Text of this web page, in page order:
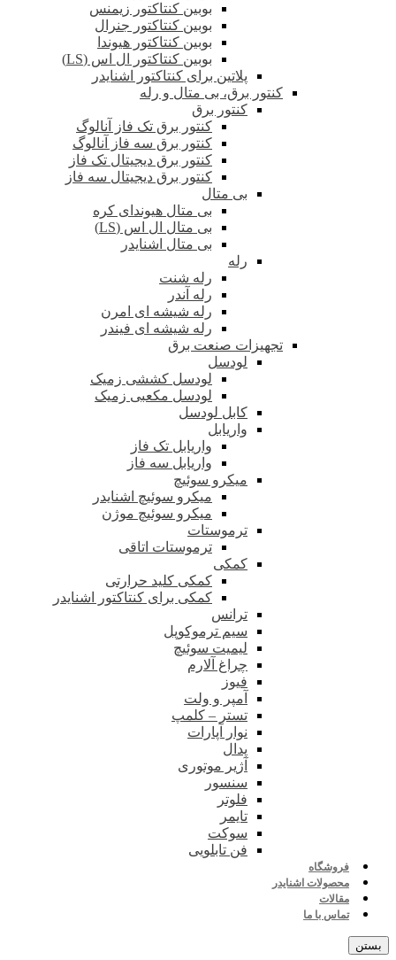
بوبین کنتاکتور زیمنس
بوبین کنتاکتور جنرال
بوبین کنتاکتور هیوندا
بوبین کنتاکتور ال اس (LS)
پلاتین برای کنتاکتور اشنایدر
کنتور برق، بی متال و رله
کنتور برق
کنتور برق تک فاز آنالوگ
کنتور برق سه فاز آنالوگ
کنتور برق دیجیتال تک فاز
کنتور برق دیجیتال سه فاز
بی متال
بی متال هیوندای کره
بی متال ال اس (LS)
بی متال اشنایدر
رله
رله شنت
رله آندر
رله شیشه ای امرن
رله شیشه ای فیندر
تجهیزات صنعت برق
لودسل
لودسل کششی زمیک
لودسل مکعبی زمیک
کابل لودسل
واریابل
واریابل تک فاز
واریابل سه فاز
میکرو سوئیچ
میکرو سوئیچ اشنایدر
میکرو سوئیچ موژن
ترموستات
ترموستات اتاقی
کمکی
کمکی کلید حرارتی
کمکی برای کنتاکتور اشنایدر
ترانس
سیم ترموکوپل
لیمیت سوئیچ
چراغ آلارم
فیوز
آمپر و ولت
تستر – کلمپ
نوار آپارات
پدال
آژیر موتوری
سنسور
فلوتر
تایمر
سوکت
فن تابلویی
فروشگاه
محصولات اشنایدر
مقالات
تماس با ما
بستن